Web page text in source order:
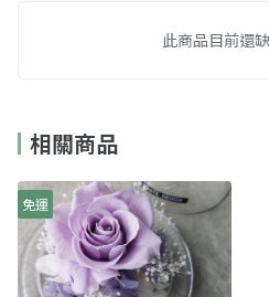
此商品目前還
相關商品
免運